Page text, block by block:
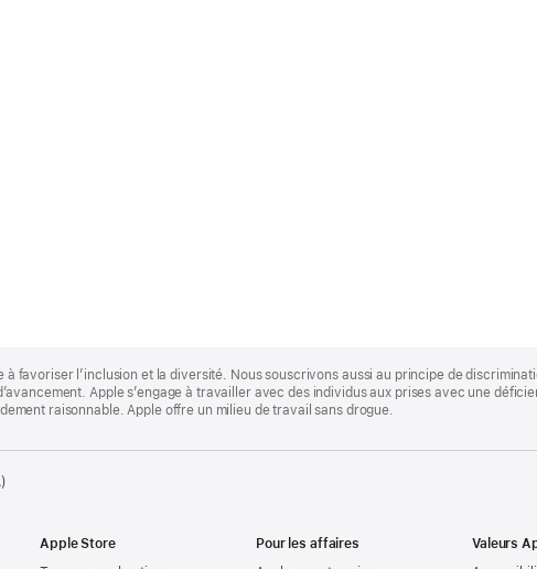
à favoriser l’inclusion et la diversité. Nous souscrivons aussi au principe de
Apple s’engage à travailler avec des individus aux prises avec une
raisonnable. Apple offre un milieu de travail sans drogue.
Apple Store
Pour les affaires
Valeurs